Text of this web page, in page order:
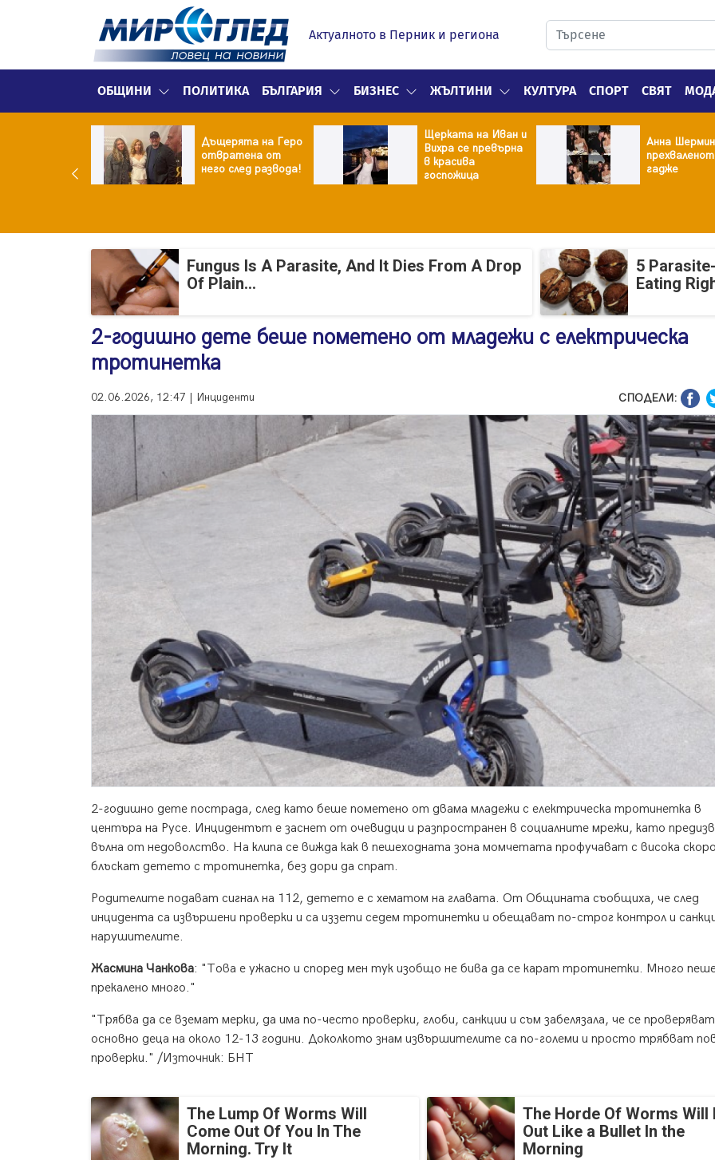
Актуалното в Перник и региона
ОБЩИНИ ПОЛИТИКА БЪЛГАРИЯ БИЗНЕС ЖЪЛТИНИ КУЛТУРА СПОРТ СВЯТ
Дъщерята на Геро
отвратена от
него след развода!
Щерката на Иван и
Вихра се превърна
в красива
госпожица
Анна Шермин
гадже
Fungus Is A Parasite, And It Dies From A Drop
Of Plain...
5
Eating
2-годишно дете беше пометено от младежи с електрическа
тротинетка
02.06.2026, 12:47 | Инциденти СПОДЕЛИ:
2-годишно дете пострада, след като беше пометено от двама младежи с електрическа тротинетка в
центъра на Русе. Инцидентът е заснет от очевидци и разпространен в социалните мрежи, като
вълна от недоволство. На клипа се вижда как в пешеходната зона момчетата профучават с висока
блъскат детето с тротинетка, без дори да спрат.
Родителите подават сигнал на 112, детето е с хематом на главата. От Общината съобщиха, че след
инцидента са извършени проверки и са иззети седем тротинетки и обещават по-строг контрол и
нарушителите.
Жасмина Чанкова: "Това е ужасно и според мен тук изобщо не бива да се карат тротинетки. Много
прекалено много."
"Трябва да се вземат мерки, да има по-често проверки, глоби, санкции и съм забелязала, че се проверяват
основно деца на около 12-13 години. Доколкото знам извършителите са по-големи и просто трябват
проверки." /Източник: БНТ
The Lump Of Worms Will
Come Out Of You In The
Morning. Try It
The Horde Of Worms Will
Out Like a Bullet In the
Morning